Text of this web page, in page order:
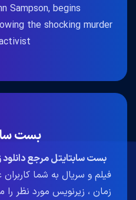
Sampson, begins
the shocking murder
بست
بست سابتایتل مرجع
فیلم و سریال به شما
زمان ، زیرنویس مورد نظر